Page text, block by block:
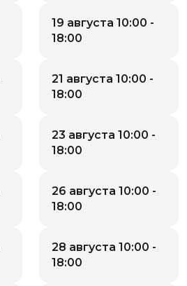
19 августа 10:00 -
18:00
21 августа 10:00 -
18:00
23 августа 10:00 -
18:00
26 августа 10:00 -
18:00
28 августа 10:00 -
18:00